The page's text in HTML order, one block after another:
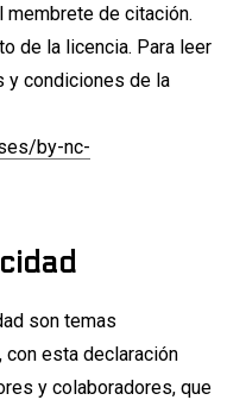
de citación.
de la licencia. Para leer
y condiciones de la
by-nc-
son temas
con esta declaración
y colaboradores, que